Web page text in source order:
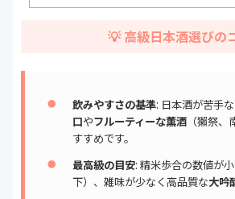
💡 高級日本酒選びの
飲みやすさの基準: 日本酒が苦手
口やフルーティーな薫酒 （獺祭
すすめです。
最高級の目安: 精米歩合の数値が
下）、雑味が少なく高品質な大吟